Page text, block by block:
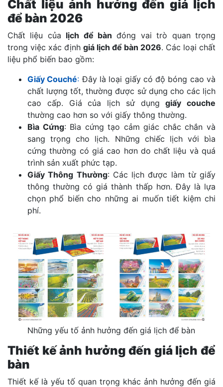
Chất liệu ảnh hưởng đến giá lịch
để bàn 2026
Chất liệu của lịch để bàn đóng vai trò quan trọng
trong việc xác định giá lịch để bàn 2026. Các loại chất
liệu phổ biến bao gồm:
Giấy Couché: Đây là loại giấy có độ bóng cao và
chất lượng tốt, thường được sử dụng cho các lịch
cao cấp. Giá của lịch sử dụnggiấy couche
thường cao hơn so với giấy thông thường.
Bìa Cứng: Bìa cứng tạo cảm giác chắc chắn và
sang trọng cho lịch. Những chiếc lịch với bìa
cứng thường có giá cao hơn do chất liệu và quá
trình sản xuất phức tạp.
Giấy Thông Thường: Các lịch được làm từ giấy
thông thường có giá thành thấp hơn. Đây là lựa
chọn phổ biến cho những ai muốn tiết kiệm chi
phí.
Những yếu tố ảnh hưởng đến giá lịch để bàn
Thiết kế ảnh hưởng đến giá lịch để
bàn
Thiết kế là yếu tố quan trọng khác ảnh hưởng đến giá